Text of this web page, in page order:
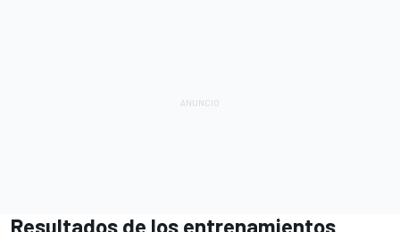
Resultados de los entrenamientos